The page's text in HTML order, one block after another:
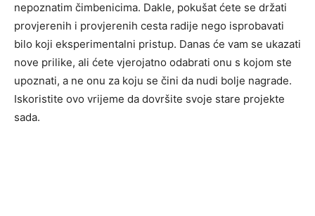
nepoznatim čimbenicima. Dakle, pokušat ćete se držati
provjerenih i provjerenih cesta radije nego isprobavati
bilo koji eksperimentalni pristup. Danas će vam se ukazati
nove prilike, ali ćete vjerojatno odabrati onu s kojom ste
upoznati, a ne onu za koju se čini da nudi bolje nagrade.
Iskoristite ovo vrijeme da dovršite svoje stare projekte
sada.